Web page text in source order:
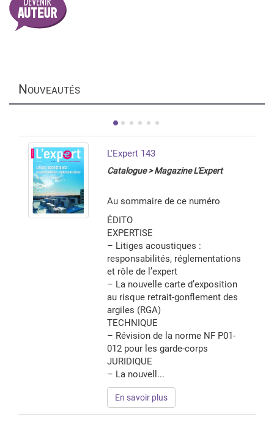
NOUVEAUTÉS
L'Expert 143
Catalogue > Magazine L'Expert
Au sommaire de ce numéro
ÉDITO
EXPERTISE
– Litiges acoustiques :
responsabilités, réglementations
et rôle de l’expert
– La nouvelle carte d’exposition
au risque retrait-gonflement des
argiles (RGA)
TECHNIQUE
– Révision de la norme NF P01-
012 pour les garde-corps
JURIDIQUE
– La nouvell...
En savoir plus